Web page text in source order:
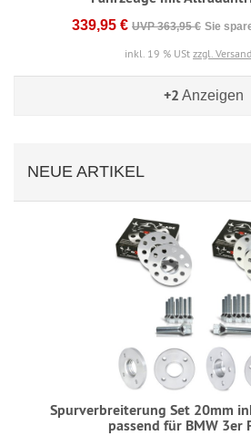
339,95 € UVP 363,95 € Sie
inkl. 19 % USt zzgl.
+2 Anzeigen
NEUE ARTIKEL
Spurverbreiterung Set 20mm
passend für BMW 3er